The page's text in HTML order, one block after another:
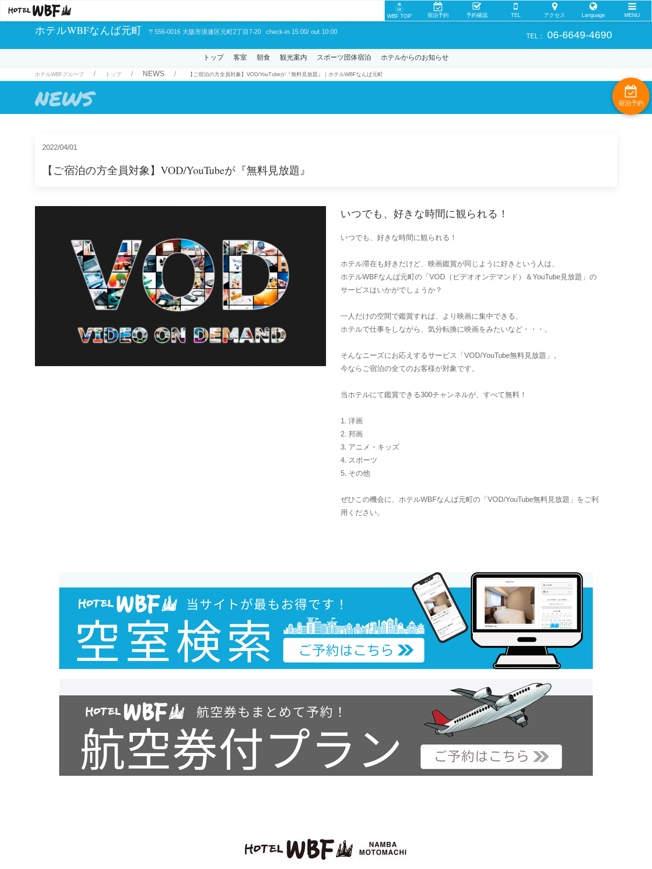
WBF TOP 宿泊予約 予約確認 TEL アクセス Language MENU
ホテルWBFなんば元町 〒556-0016 大阪市浪速区元町2丁目7-20 check-in 15:00/ out 10:00
TEL： 06-6649-4690
トップ 客室 朝食 観光案内 スポーツ団体宿泊 ホテルからのお知らせ
ホテルWBFグループ トップ NEWS 【ご宿泊の方全員対象】VOD/YouTubeが『無料見放題』｜ホテルWBFなんば元町
NEWS
2022/04/01
【ご宿泊の方全員対象】VOD/YouTubeが『無料見放題』
いつでも、好きな時間に観られる！
いつでも、好きな時間に観られる！
ホテル滞在も好きだけど、映画鑑賞が同じように好きという人は、
ホテルWBFなんば元町の「VOD（ビデオオンデマンド）＆YouTube見放題」の
サービスはいかがでしょうか？
一人だけの空間で鑑賞すれば、より映画に集中できる、
ホテルで仕事をしながら、気分転換に映画をみたいなど・・・。
そんなニーズにお応えするサービス「VOD/YouTube無料見放題」。
今ならご宿泊の全てのお客様が対象です。
当ホテルにて鑑賞できる300チャンネルが、すべて無料！
1. 洋画
2. 邦画
3. アニメ・キッズ
4. スポーツ
5. その他
ぜひこの機会に、ホテルWBFなんば元町の「VOD/YouTube無料見放題」をご利
用ください。
宿泊予約